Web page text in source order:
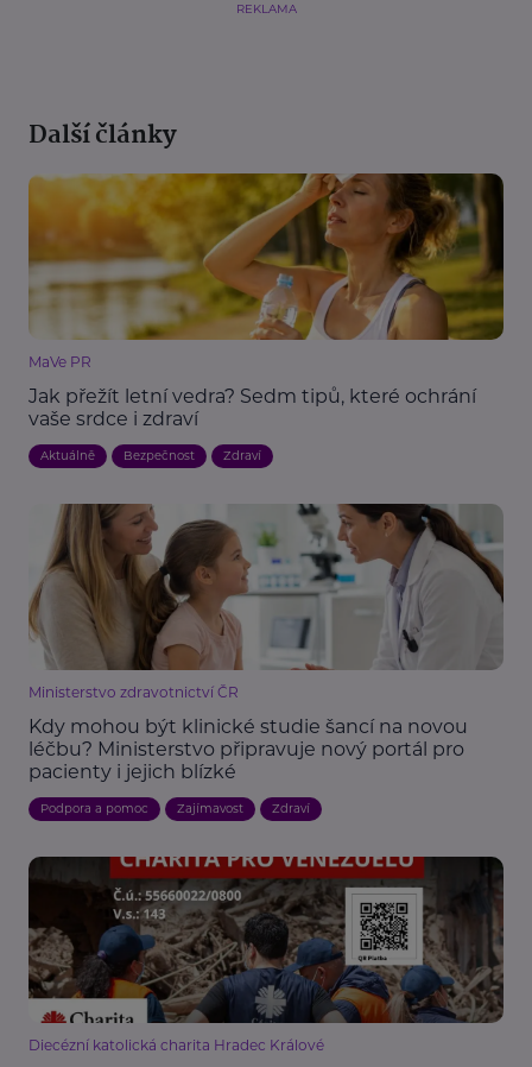
REKLAMA
Další články
MaVe PR
Jak přežít letní vedra? Sedm tipů, které ochrání
vaše srdce i zdraví
Aktuálně Bezpečnost Zdraví
Ministerstvo zdravotnictví ČR
Kdy mohou být klinické studie šancí na novou
léčbu? Ministerstvo připravuje nový portál pro
pacienty i jejich blízké
Podpora a pomoc Zajímavost Zdraví
Diecézní katolická charita Hradec Králové